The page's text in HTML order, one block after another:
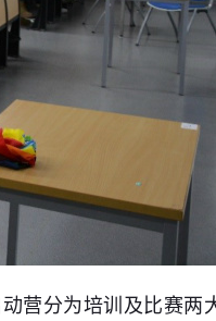
营分为培训及比赛两